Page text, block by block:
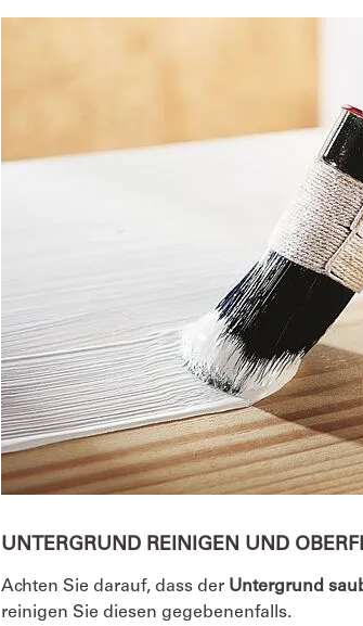
UNTERGRUND REINIGEN UND
Achten Sie darauf, dass der Untergrund
reinigen Sie diesen gegebenenfalls.